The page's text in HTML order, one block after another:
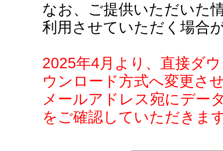
なお、ご提供いただいた
利用させていただく場合
2025年4月より、直接ダ
ウンロード方式へ変更さ
メールアドレス宛にデー
をご確認していただきま